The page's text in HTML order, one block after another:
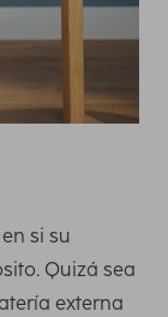
si su
Quizá sea
externa